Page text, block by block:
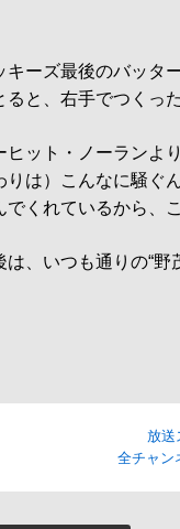
ーズ最後のバッタ
ると、右手でつくっ
ヒット・ノーランよ
りは）こんなに騒
でくれているから、
、いつも通りの“野
放送
全チャン